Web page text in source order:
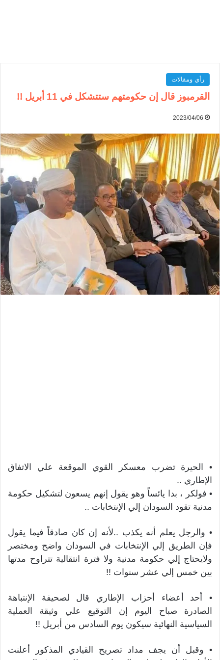
رأي ومقالات
القرمبوز قال إن حكومتهم ستتشكل في 11 أبريل !!
2023/04/06
• الحيرة تضرب معسكر القوي الموقعة علي الاتفاق
الإطاري ..
• فولكر ، بدا يائساً وهو يقول إنهم يسعون لتشكيل حكومة
مدنية تقود السودان إلي الإنتخابات ..
• والرجل يعلم أنه يكذب ..لأنه إن كان صادقاً فيما يقول
فإن الطريق إلي الإنتخابات في السودان واضح ومختصر
ولايحتاج إلي حكومة مدنية ولا فترة انتقالية تتراوح مدتها
بين خمس إلي عشر سنوات !!
• أحد أعضاء أحزاب الإطاري قال لصحيفة الإنتباهة
الصادرة صباح اليوم إن التوقيع علي وثيقة العملية
السياسية النهائية سيكون يوم السادس من أبريل !!
• وقبل أن يجف مداد تصريح القيادي المذكور أعلنت